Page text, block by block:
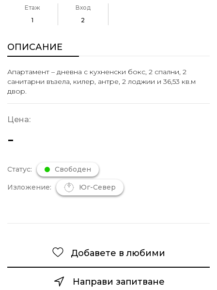
Етаж
1
Вход
2
ОПИСАНИЕ
Апартамент – дневна с кухненски бокс, 2 спални, 2
санитарни възела, килер, антре, 2 лоджии и 36,53 кв.м
двор.
Цена:
-
Статус: Свободен
Изложение: Юг-Север
Добавете в любими
Направи запитване